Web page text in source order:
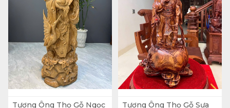
Tượng Ông Thọ Gỗ Ngọc
Tượng Ông Thọ Gỗ Sưa